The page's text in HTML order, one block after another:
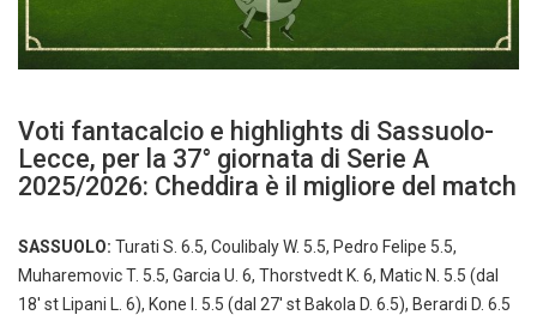
Voti fantacalcio e highlights di Sassuolo-
Lecce, per la 37° giornata di Serie A
2025/2026: Cheddira è il migliore del match
SASSUOLO: Turati S. 6.5, Coulibaly W. 5.5, Pedro Felipe 5.5,
Muharemovic T. 5.5, Garcia U. 6, Thorstvedt K. 6, Matic N. 5.5 (dal
18′ st Lipani L. 6), Kone I. 5.5 (dal 27′ st Bakola D. 6.5), Berardi D. 6.5